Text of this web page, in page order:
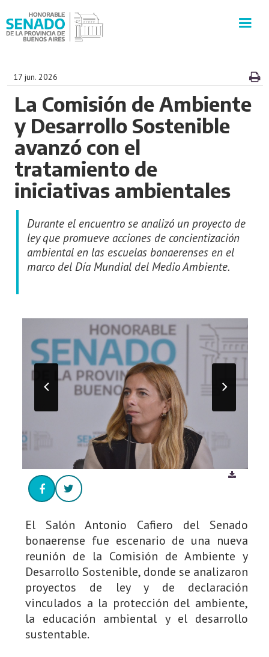
SECRETARÍAS
PRENSA
CULTURA
VISITAS GUIADAS
CONTACTO
17 jun. 2026
La Comisión de Ambiente
y Desarrollo Sostenible
avanzó con el
tratamiento de
iniciativas ambientales
Durante el encuentro se analizó un proyecto de
ley que promueve acciones de concientización
ambiental en las escuelas bonaerenses en el
marco del Día Mundial del Medio Ambiente.
El Salón Antonio Cafiero del Senado
bonaerense fue escenario de una nueva
reunión de la Comisión de Ambiente y
Desarrollo Sostenible, donde se analizaron
proyectos de ley y de declaración
vinculados a la protección del ambiente,
la educación ambiental y el desarrollo
sustentable.